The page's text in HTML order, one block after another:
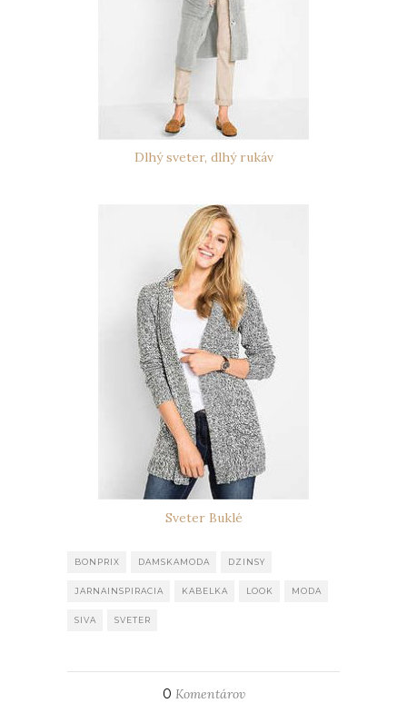
Dlhý sveter, dlhý rukáv
Sveter Buklé
BONPRIX DAMSKAMODA DZINSY
JARNAINSPIRACIA KABELKA LOOK MODA
SIVA SVETER
0 Komentárov